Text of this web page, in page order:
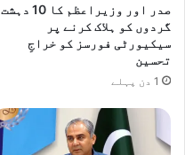
صدر اور وزیراعظم کا 10 دہشت
گردوں کو ہلاک کرنے پر
سیکیورٹی فورسز کو خراجِ
تحسین
1 دن پہلے